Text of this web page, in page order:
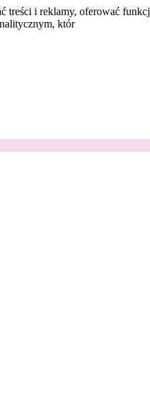
i reklamy, oferować
któr